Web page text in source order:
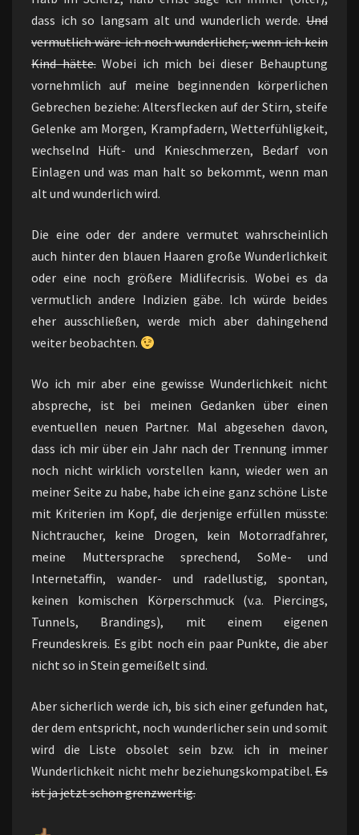
dass ich so langsam alt und wunderlich werde. Und
vermutlich wäre ich noch wunderlicher, wenn ich kein
Kind hätte.Wobei ich mich bei dieser Behauptung
vornehmlich auf meine beginnenden körperlichen
Gebrechen beziehe: Altersflecken auf der Stirn, steife
Gelenke am Morgen, Krampfadern, Wetterfühligkeit,
wechselnd Hüft- und Knieschmerzen, Bedarf von
Einlagen und was man halt so bekommt, wenn man
alt und wunderlich wird.
Die eine oder der andere vermutet wahrscheinlich
auch hinter den blauen Haaren große Wunderlichkeit
oder eine noch größere Midlifecrisis. Wobei es da
vermutlich andere Indizien gäbe. Ich würde beides
eher ausschließen, werde mich aber dahingehend
weiter beobachten.
Wo ich mir aber eine gewisse Wunderlichkeit nicht
abspreche, ist bei meinen Gedanken über einen
eventuellen neuen Partner. Mal abgesehen davon,
dass ich mir über ein Jahr nach der Trennung immer
noch nicht wirklich vorstellen kann, wieder wen an
meiner Seite zu habe, habe ich eine ganz schöne Liste
mit Kriterien im Kopf, die derjenige erfüllen müsste:
Nichtraucher, keine Drogen, kein Motorradfahrer,
meine Muttersprache sprechend, SoMe- und
Internetaffin, wander- und radellustig, spontan,
keinen komischen Körperschmuck (v.a. Piercings,
Tunnels, Brandings), mit einem eigenen
Freundeskreis. Es gibt noch ein paar Punkte, die aber
nicht so in Stein gemeißelt sind.
Aber sicherlich werde ich, bis sich einer gefunden hat,
der dem entspricht, noch wunderlicher sein und somit
wird die Liste obsolet sein bzw. ich in meiner
Wunderlichkeit nicht mehr beziehungskompatibel. Es
ist ja jetzt schon grenzwertig.